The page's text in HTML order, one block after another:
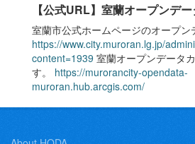
【公式URL】室蘭オープンデ
室蘭市公式ホームページのオープン
https://www.city.muroran.lg.jp/
content=1939 室蘭オープンデータ
す。 https://murorancity-opendata-
muroran.hub.arcgis.com/